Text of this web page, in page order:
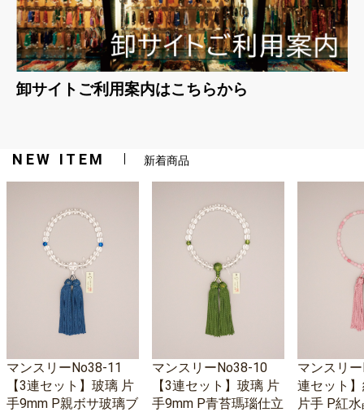
卸サイトご利用案内はこちらから
NEW ITEM 新着商品
マンスリーNo38-11
【3連セット】玻璃 片
手9mm P親ボサ玻璃ブ
マンスリーNo38-10
【3連セット】玻璃 片
手9mm P青苔瑪瑙仕立
マンスリ
連セット
片手 P紅